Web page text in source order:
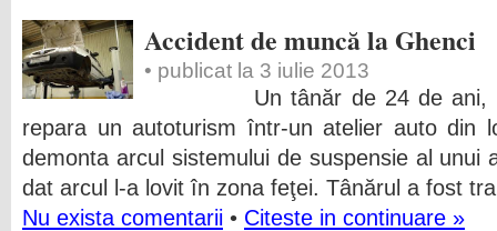
Accident de muncă la Ghenci
• publicat la 3 iulie 2013
Un tânăr de 24 de ani, a
repara un autoturism într-un atelier auto din
demonta arcul sistemului de suspensie al unui
dat arcul l-a lovit în zona feţei. Tânărul a fost
Nu exista comentarii • Citeste in continuare »